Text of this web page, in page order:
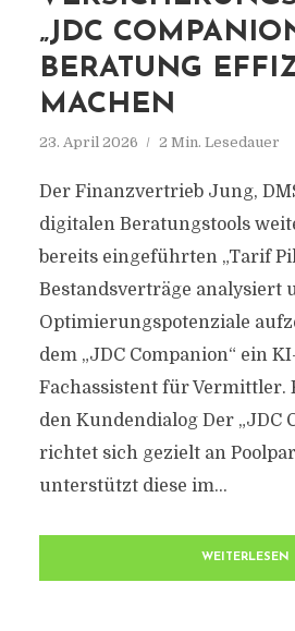
„JDC
BERATUNG
MACHEN
23. April 2026 2 Min. Lesedauer
Der Finanzvertrieb Jung,
digitalen Beratungstools
bereits eingeführten „Tarif
Bestandsverträge analysiert
Optimierungspotenziale
dem „JDC Companion“ ein
Fachassistent für Vermittler.
den Kundendialog Der „JDC
richtet sich gezielt an
unterstützt diese im...
WEITERLESEN